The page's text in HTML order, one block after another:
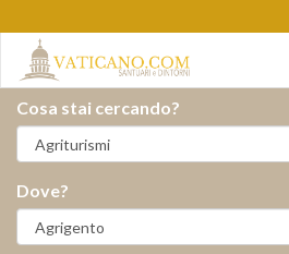
Cosa stai cercando?
Dove?